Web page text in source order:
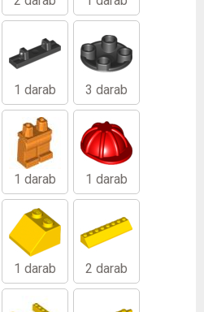
1 darab 3 darab
1 darab 1 darab
1 darab 2 darab